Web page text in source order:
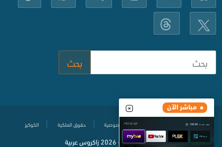
مباشر الآن
بحث
مركز المساعدة سياسة حماية الخصوصية حقوق الملكية الكوكيز
© جميع الحقوق محفوظة2020- 2026 زاكروس عربية